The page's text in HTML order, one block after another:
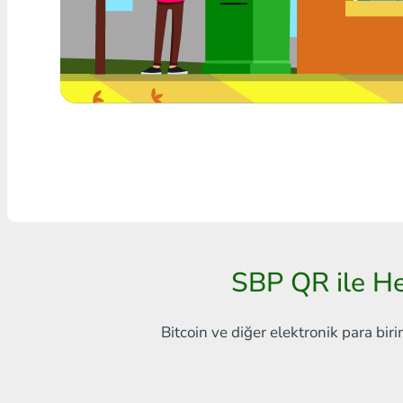
Herhangi bir banka THB
Visa/MasterCard MDL
Visa/MasterCard AMD
SBP QR ile
Bitcoin ve diğer elektronik para